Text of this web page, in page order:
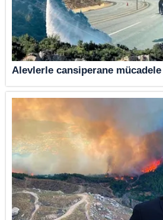
Alevlerle cansiperane mücadele